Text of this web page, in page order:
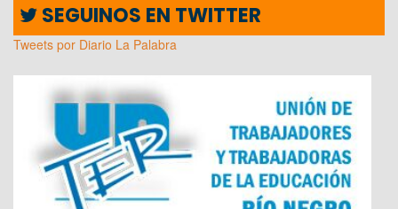
SEGUINOS EN TWITTER
Tweets por Diario La Palabra